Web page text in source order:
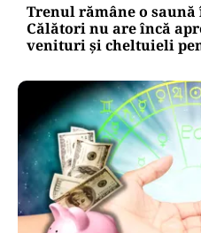
Trenul rămâne o saună
Călători nu are încă
venituri și cheltuieli